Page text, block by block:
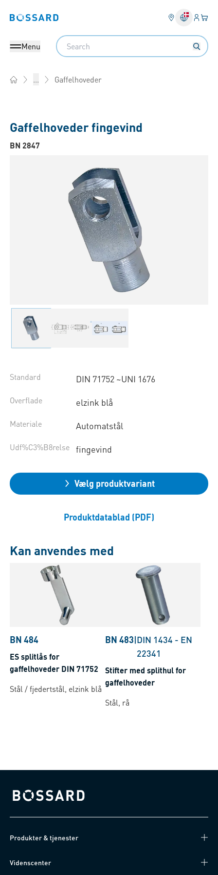
Bossard homepage Log på​
Din
Menu
Search
... Gaffelhoveder
Gaffelhoveder fingevind
BN 2847
Standard DIN 71752 ~UNI 1676
Overflade elzink blå
Materiale Automatstål
Udf%C3%B8relse fingevind
Vælg produktvariant
Produktdatablad (PDF)
Kan anvendes med
BN 484
ES splitlås for
gaffelhoveder DIN 71752
Stål / fjedertstål, elzink blå
BN 483|DIN 1434 - EN
22341
Stifter med splithul for
gaffelhoveder
Stål, rå
Bossard homepage
Produkter & tjenester
Videnscenter